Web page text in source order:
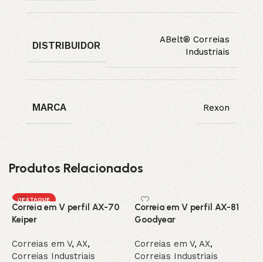
DISTRIBUIDOR
ABelt® Correias
Industriais
MARCA Rexon
Produtos Relacionados
DESTAQUE
Correia em V perfil AX-70
Keiper
Correias em V, AX,
Correias Industriais
Correia em V perfil AX-81
Goodyear
Correias em V,AX,
Correias Industriais